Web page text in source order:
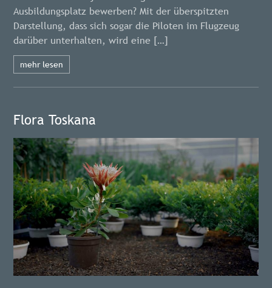
Ausbildungsplatz bewerben? Mit der überspitzten
Darstellung, dass sich sogar die Piloten im Flugzeug
darüber unterhalten, wird eine […]
mehr lesen
Flora Toskana